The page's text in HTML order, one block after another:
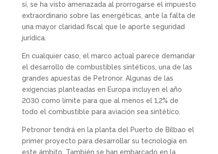
sí, se ha visto amenazada al prorrogarse el impuesto
extraordinario sobre las energéticas, ante la falta de
una mayor claridad fiscal que le aporte seguridad
jurídica.
En cualquier caso, el marco actual parece demandar
el desarrollo de combustibles sintéticos, una de las
grandes apuestas de Petronor. Algunas de las
exigencias planteadas en Europa incluyen el año
2030 como límite para que al menos el 1,2% de
todo el combustible para aviación sea sintético.
Petronor tendrá en la planta del Puerto de Bilbao el
primer proyecto para desarrollar su tecnología en
este ámbito. También se han embarcado en la